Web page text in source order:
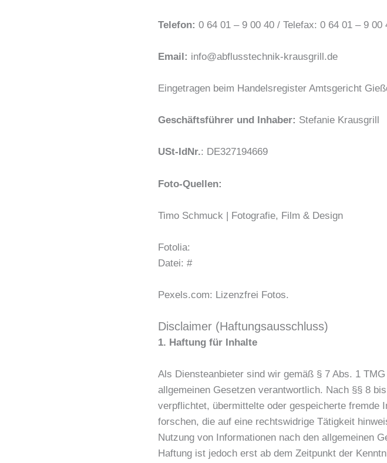
Telefon: 0 64 01 – 9 00 40 / Telefax: 0 64 01 – 9 00
Email: info@abflusstechnik-krausgrill.de
Eingetragen beim Handelsregister Amtsgericht
Geschäftsführer und Inhaber: Stefanie Krausgrill
USt-IdNr.: DE327194669
Foto-Quellen:
Timo Schmuck | Fotografie, Film & Design
Fotolia:
Datei: #
Pexels.com: Lizenzfrei Fotos.
Disclaimer (Haftungsausschluss)
1. Haftung für Inhalte
Als Diensteanbieter sind wir gemäß § 7 Abs. 1
allgemeinen Gesetzen verantwortlich. Nach §§ 8
verpflichtet, übermittelte oder gespeicherte fremde
forschen, die auf eine rechtswidrige Tätigkeit
Nutzung von Informationen nach den allgemeinen
Haftung ist jedoch erst ab dem Zeitpunkt der